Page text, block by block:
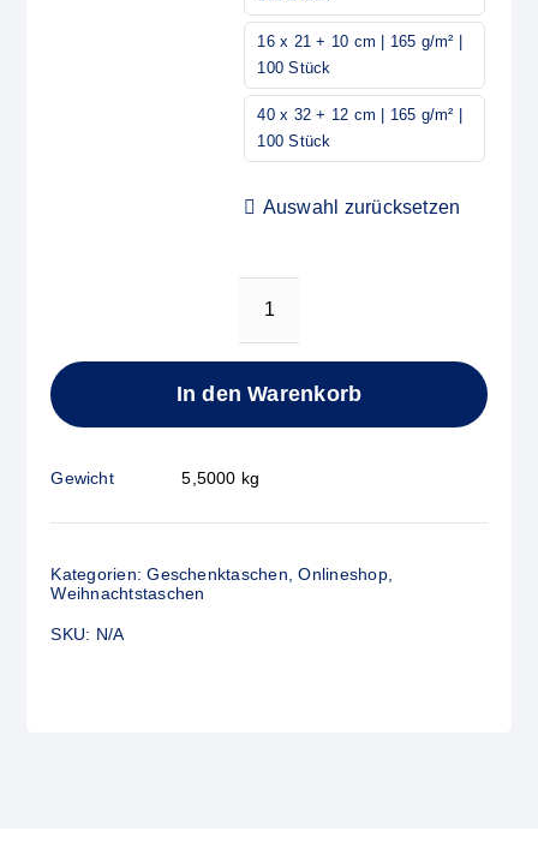
16 x 21 + 10 cm | 165 g/m² |
100 Stück
40 x 32 + 12 cm | 165 g/m² |
100 Stück
Auswahl zurücksetzen
Menge
In den Warenkorb
Gewicht 5,5000 kg
Kategorien:Geschenktaschen ,Onlineshop,
Weihnachtstaschen
SKU: N/A